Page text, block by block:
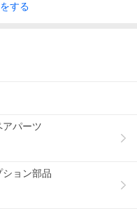
する
アパーツ
ション部品